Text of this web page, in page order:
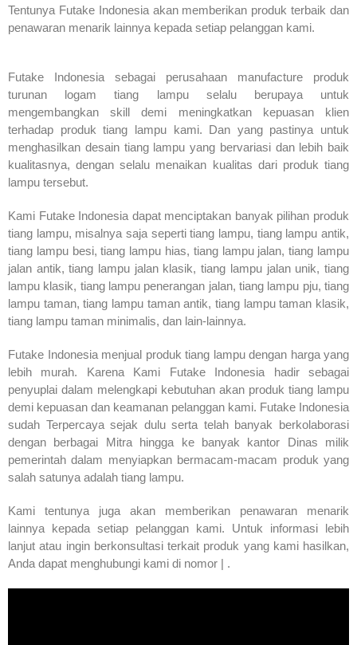
Tentunya Futake Indonesia akan memberikan produk terbaik dan
penawaran menarik lainnya kepada setiap pelanggan kami.
Futake Indonesia sebagai perusahaan manufacture produk
turunan logam tiang lampu selalu berupaya untuk
mengembangkan skill demi meningkatkan kepuasan klien
terhadap produk tiang lampu kami. Dan yang pastinya untuk
menghasilkan desain tiang lampu yang bervariasi dan lebih baik
kualitasnya, dengan selalu menaikan kualitas dari produk tiang
lampu tersebut.
Kami Futake Indonesia dapat menciptakan banyak pilihan produk
tiang lampu, misalnya saja seperti tiang lampu, tiang lampu antik,
tiang lampu besi, tiang lampu hias, tiang lampu jalan, tiang lampu
jalan antik, tiang lampu jalan klasik, tiang lampu jalan unik, tiang
lampu klasik, tiang lampu penerangan jalan, tiang lampu pju, tiang
lampu taman, tiang lampu taman antik, tiang lampu taman klasik,
tiang lampu taman minimalis, dan lain-lainnya.
Futake Indonesia menjual produk tiang lampu dengan harga yang
lebih murah. Karena Kami Futake Indonesia hadir sebagai
penyuplai dalam melengkapi kebutuhan akan produk tiang lampu
demi kepuasan dan keamanan pelanggan kami. Futake Indonesia
sudah Terpercaya sejak dulu serta telah banyak berkolaborasi
dengan berbagai Mitra hingga ke banyak kantor Dinas milik
pemerintah dalam menyiapkan bermacam-macam produk yang
salah satunya adalah tiang lampu.
Kami tentunya juga akan memberikan penawaran menarik
lainnya kepada setiap pelanggan kami. Untuk informasi lebih
lanjut atau ingin berkonsultasi terkait produk yang kami hasilkan,
Anda dapat menghubungi kami di nomor | .